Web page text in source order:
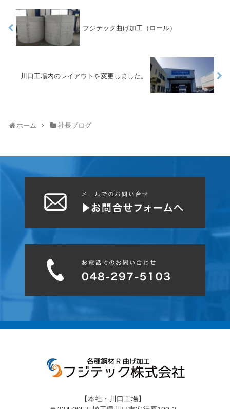
フジテック曲げ加工（ロール）
川口工場内のレイアウトを変更しました。
ホーム 社長ブログ
【本社・川口工場】